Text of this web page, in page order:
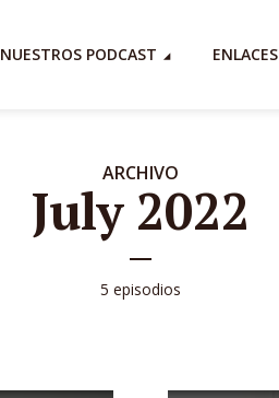
NUESTROS PODCAST
ARCHIVO
July 2022
5 episodios